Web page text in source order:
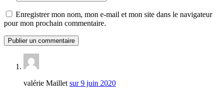
Enregistrer mon nom, mon e-mail et mon site dans le navigateur
pour mon prochain commentaire.
valérie Maillet sur 9 juin 2020